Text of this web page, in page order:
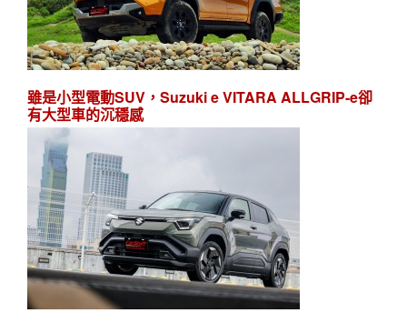
雖是小型電動SUV，Suzuki e VITARA ALLGRIP-e卻
有大型車的沉穩感